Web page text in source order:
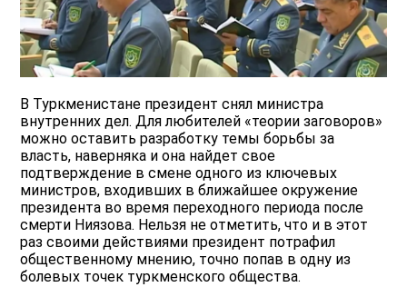
В Туркменистане президент снял министра
внутренних дел. Для любителей «теории заговоров»
можно оставить разработку темы борьбы за
власть, наверняка и она найдет свое
подтверждение в смене одного из ключевых
министров, входивших в ближайшее окружение
президента во время переходного периода после
смерти Ниязова. Нельзя не отметить, что и в этот
раз своими действиями президент потрафил
общественному мнению, точно попав в одну из
болевых точек туркменского общества.